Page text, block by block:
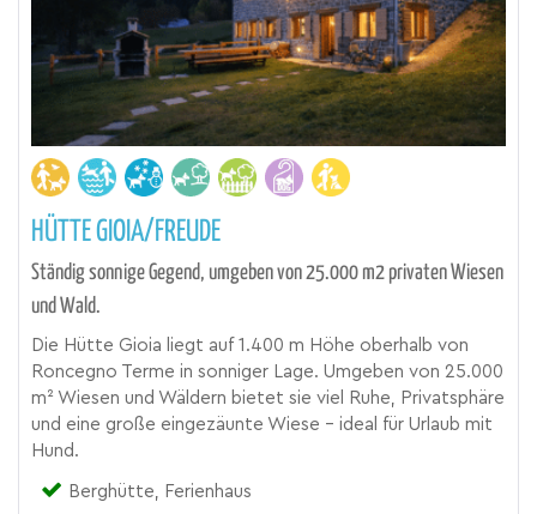
HÜTTE GIOIA/FREUDE
Ständig sonnige Gegend, umgeben von 25.000 m2 privaten Wiesen
und Wald.
Die Hütte Gioia liegt auf 1.400 m Höhe oberhalb von
Roncegno Terme in sonniger Lage. Umgeben von 25.000
m² Wiesen und Wäldern bietet sie viel Ruhe, Privatsphäre
und eine große eingezäunte Wiese – ideal für Urlaub mit
Hund.
Berghütte, Ferienhaus